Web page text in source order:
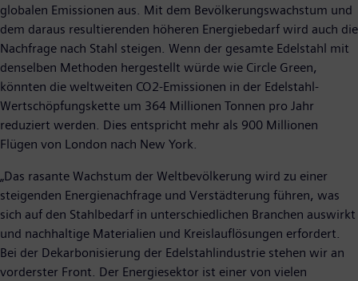
globalen Emissionen aus. Mit dem Bevölkerungswachstum und
dem daraus resultierenden höheren Energiebedarf wird auch die
Nachfrage nach Stahl steigen. Wenn der gesamte Edelstahl mit
denselben Methoden hergestellt würde wie Circle Green,
könnten die weltweiten CO2-Emissionen in der Edelstahl-
Wertschöpfungskette um 364 Millionen Tonnen pro Jahr
reduziert werden. Dies entspricht mehr als 900 Millionen
Flügen von London nach New York.
„Das rasante Wachstum der Weltbevölkerung wird zu einer
steigenden Energienachfrage und Verstädterung führen, was
sich auf den Stahlbedarf in unterschiedlichen Branchen auswirkt
und nachhaltige Materialien und Kreislauflösungen erfordert.
Bei der Dekarbonisierung der Edelstahlindustrie stehen wir an
vorderster Front. Der Energiesektor ist einer von vielen